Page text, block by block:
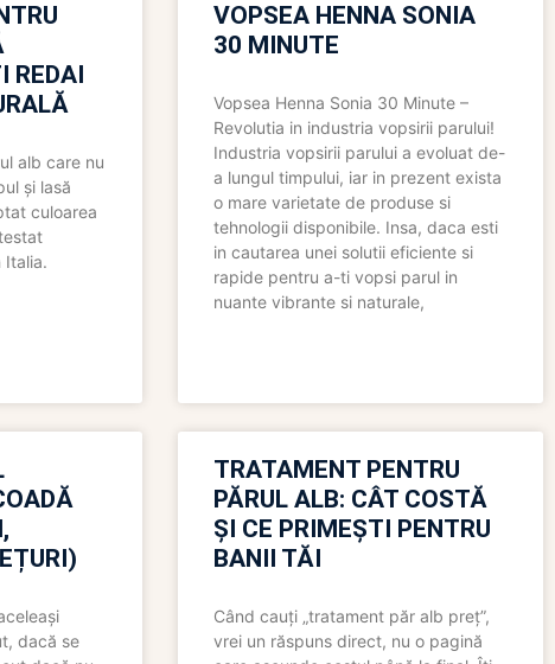
REDAI
alb care nu
și lasă
culoarea
Italia.
VOPSEA HENNA SONIA
30 MINUTE
Vopsea Henna Sonia 30 Minute –
Revolutia in industria vopsirii parului!
Industria vopsirii parului a evoluat de-
a lungul timpului, iar in prezent exista
o mare varietate de produse si
tehnologii disponibile. Insa, daca esti
in cautarea unei solutii eficiente si
rapide pentru a-ti vopsi parul in
nuante vibrante si naturale,
dacă se
TRATAMENT PENTRU
PĂRUL ALB: CÂT COSTĂ
ȘI CE PRIMEȘTI PENTRU
BANII TĂI
Când cauți „tratament păr alb preț”,
vrei un răspuns direct, nu o pagină